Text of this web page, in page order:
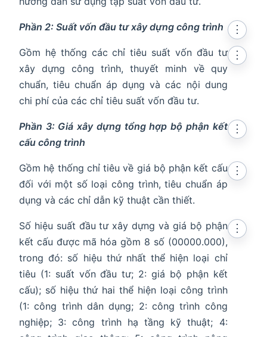
Phần 2: Suất vốn đầu tư xây dựng công trình
⋮
Gồm hệ thống các chỉ tiêu suất vốn đầu tư
xây dựng công trình, thuyết minh về quy
chuẩn, tiêu chuẩn áp dụng và các nội dung
chi phí của các chỉ tiêu suất vốn đầu tư.
⋮
Phần 3: Giá xây dựng tổng hợp bộ phận kết
cấu công trình
⋮
Gồm hệ thống chỉ tiêu về giá bộ phận kết cấu
đối với một số loại công trình, tiêu chuẩn áp
dụng và các chỉ dẫn kỹ thuật cần thiết.
⋮
Số hiệu suất đầu tư xây dựng và giá bộ phận
kết cấu được mã hóa gồm 8 số (00000.000),
trong đó: số hiệu thứ nhất thể hiện loại chỉ
tiêu (1: suất vốn đầu tư; 2: giá bộ phận kết
cấu); số hiệu thứ hai thể hiện loại công trình
(1: công trình dân dụng; 2: công trình công
nghiệp; 3: công trình hạ tầng kỹ thuật; 4:
⋮